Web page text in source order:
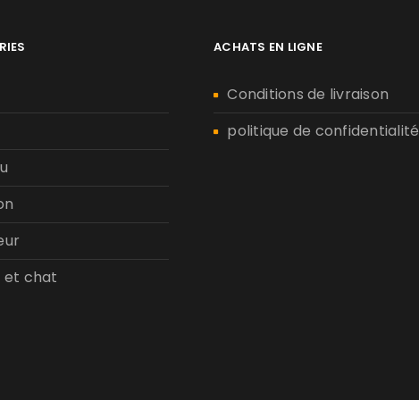
et chat
ACHATS EN LIGNE
Conditions de livraison
politique de confidentialité